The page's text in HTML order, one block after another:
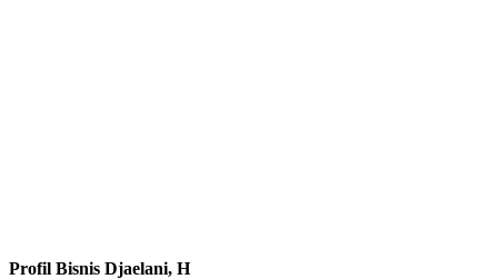
Profil Bisnis Djaelani, H